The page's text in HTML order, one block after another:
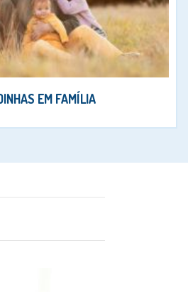
EM FAMÍLIA